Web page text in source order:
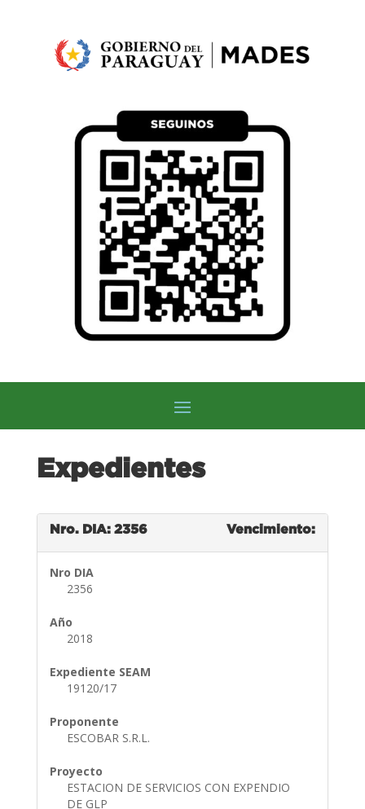
Expedientes
Nro. DIA: 2356 Vencimiento:
Nro DIA
2356
Año
2018
Expediente SEAM
19120/17
Proponente
ESCOBAR S.R.L.
Proyecto
ESTACION DE SERVICIOS CON EXPENDIO
DE GLP